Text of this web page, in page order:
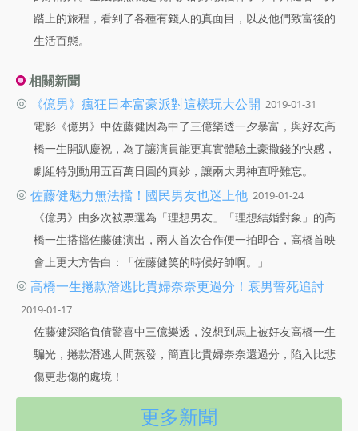
踏上的旅程，看到了各種有錢人的真面目，以及他們致富後的
生活百態。
相關新聞
◎
《億男》瘋狂日本富豪派對這樣玩大公開 2019-01-31
電影《億男》中佐藤健因為中了三億樂透一夕暴富，與好友高
橋一生開趴慶祝，為了讓演員能更真實體驗土豪撒錢的快感，
劇組特別動用五百萬日圓的真鈔，讓兩大男神直呼難忘。
◎ 佐藤健魅力無法擋！國民男友也迷上他 2019-01-24
《億男》由多次被票選為「理想男友」「理想結婚對象」的高
橋一生搭擋佐藤健演出，兩人首次合作便一拍即合，高橋首映
會上更大方告白：「佐藤健笑的時候好帥啊。」
◎ 高橋一生捲款潛逃比貴婦奈奈更過分！衰男誓死追討
2019-01-17
佐藤健深陷負債驚喜中三億樂透，沒想到馬上被好友高橋一生
騙光，捲款潛逃人間蒸發，簡直比貴婦奈奈還過分，陷入比悲
傷更悲傷的處境！
更多新聞